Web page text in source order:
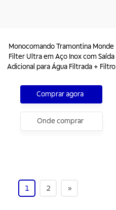
Monocomando Tramontina Monde
Filter Ultra em Aço Inox com Saída
Adicional para Água Filtrada + Filtro
Comprar agora
Onde comprar
1 2 »